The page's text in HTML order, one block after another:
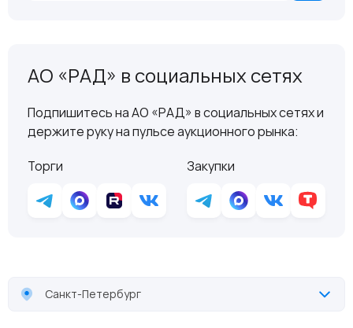
АО «РАД» в социальных сетях
Подпишитесь на АО «РАД» в социальных сетях и
держите руку на пульсе аукционного рынка:
Торги
Закупки
Санкт-Петербург